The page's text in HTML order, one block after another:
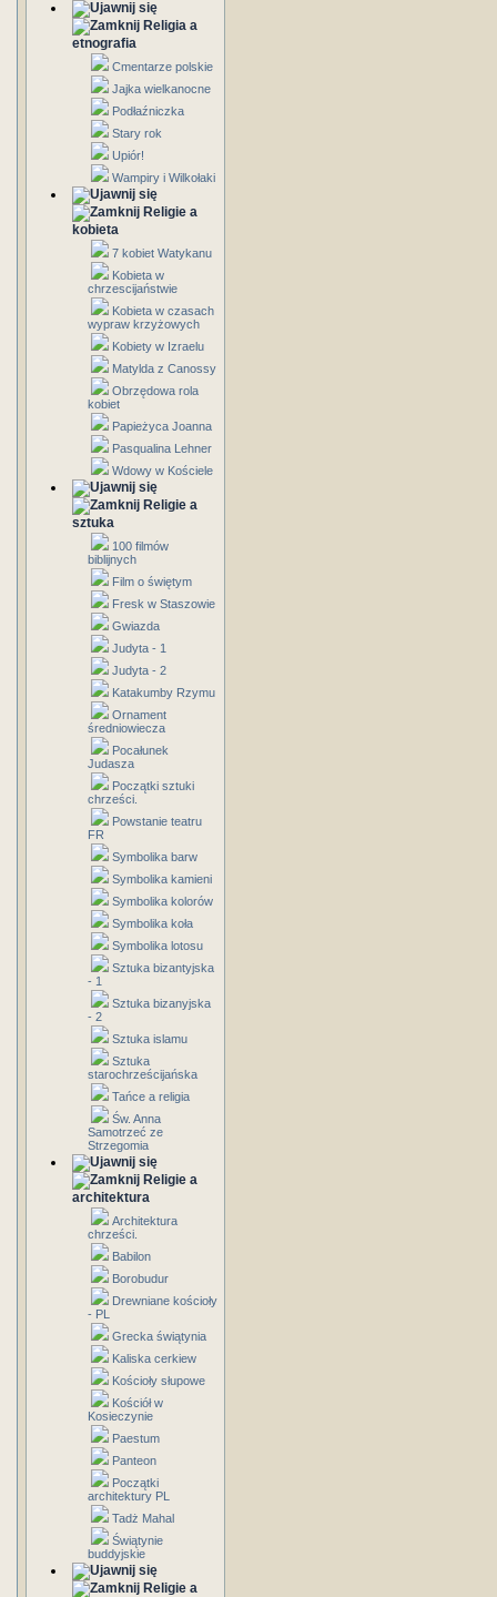
Religia a
etnografia
Cmentarze polskie
Jajka wielkanocne
Podłaźniczka
Stary rok
Upiór!
Wampiry i Wilkołaki
Religie a
kobieta
7 kobiet Watykanu
Kobieta w
chrzescijaństwie
Kobieta w czasach
wypraw krzyżowych
Kobiety w Izraelu
Matylda z Canossy
Obrzędowa rola
kobiet
Papieżyca Joanna
Pasqualina Lehner
Wdowy w Kościele
Religie a
sztuka
100 filmów
biblijnych
Film o świętym
Fresk w Staszowie
Gwiazda
Judyta - 1
Judyta - 2
Katakumby Rzymu
Ornament
średniowiecza
Pocałunek
Judasza
Początki sztuki
chrześci.
Powstanie teatru
FR
Symbolika barw
Symbolika kamieni
Symbolika kolorów
Symbolika koła
Symbolika lotosu
Sztuka bizantyjska
- 1
Sztuka bizanyjska
- 2
Sztuka islamu
Sztuka
starochrześcijańska
Tańce a religia
Św. Anna
Samotrzeć ze
Strzegomia
Religie a
architektura
Architektura
chrześci.
Babilon
Borobudur
Drewniane kościoły
- PL
Grecka świątynia
Kaliska cerkiew
Kościoły słupowe
Kościół w
Kosieczynie
Paestum
Panteon
Początki
architektury PL
Tadż Mahal
Świątynie
buddyjskie
Religie a